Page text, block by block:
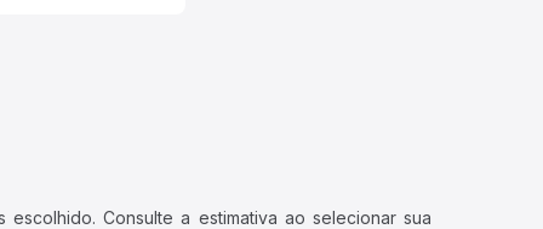
Consulte a estimativa ao selecionar sua